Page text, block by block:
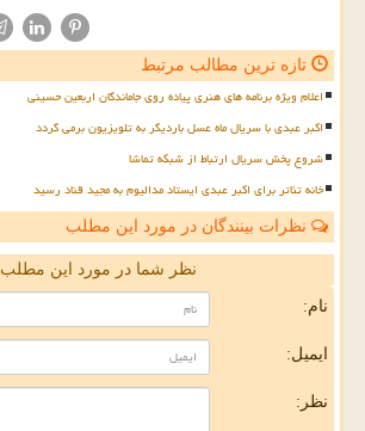
تازه ترین مطالب مرتبط
اعلام ویژه برنامه های هنری پیاده روی جاماندگان اربعین حسینی
اکبر عبدی با سریال ماه عسل باردیگر به تلویزیون برمی گردد
شروع پخش سریال ارتباط از شبکه تماشا
خانه تئاتر برای اکبر عبدی ایستاد مدالیوم به مجید قناد رسید
نظرات بینندگان در مورد این مطلب
نظر شما در مورد این مطلب
نام:
ایمیل:
نظر: